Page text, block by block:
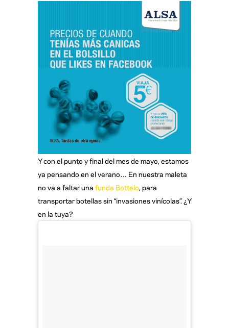
Y con el punto y final del mes de mayo, estamos
ya pensando en el verano… En nuestra maleta
no va a faltar una funda Bottelo, para
transportar botellas sin “invasiones vinícolas”. ¿Y
en la tuya?